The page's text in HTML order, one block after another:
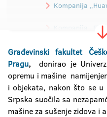
Kompanija
Kompanija
Češki tehnički
Univerzitet u
Građevinski fakultet
Pragu, donirao je
opremu i mašine
i objekata, nakon što se u
Srpska suočila sa
mašine za sušenje zidova i